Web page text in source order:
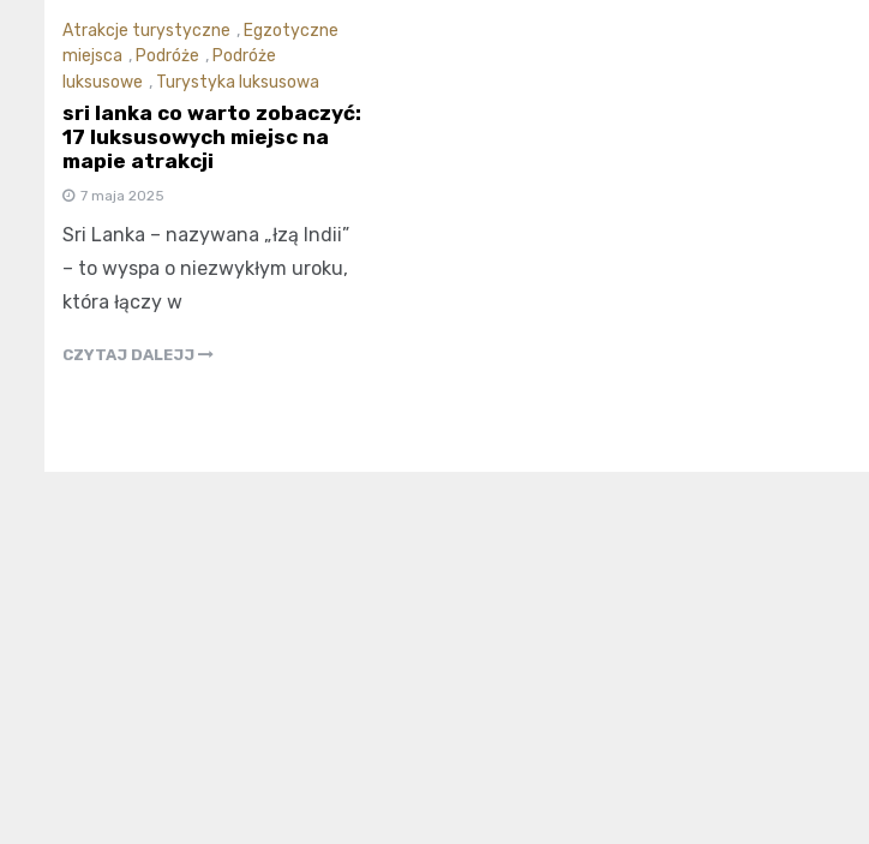
Atrakcje turystyczne , Egzotyczne
miejsca , Podróże , Podróże
luksusowe , Turystyka luksusowa
sri lanka co warto zobaczyć:
17 luksusowych miejsc na
mapie atrakcji
7 maja 2025
Sri Lanka – nazywana „łzą Indii”
– to wyspa o niezwykłym uroku,
która łączy w
CZYTAJ DALEJJ